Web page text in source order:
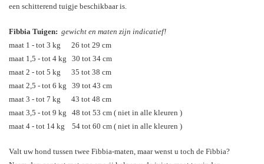
een schitterend tuigje beschikbaar is.
Fibbia Tuigen: gewicht en maten zijn indicatief!
maat 1 - tot 3 kg 26 tot 29 cm
maat 1,5 - tot 4 kg 30 tot 34 cm
maat 2 - tot 5 kg 35 tot 38 cm
maat 2,5 - tot 6 kg 39 tot 43 cm
maat 3 - tot 7 kg 43 tot 48 cm
maat 3,5 - tot 9 kg 48 tot 53 cm ( niet in alle kleuren )
maat 4 - tot 14 kg 54 tot 60 cm ( niet in alle kleuren )
Valt uw hond tussen twee Fibbia-maten, maar wenst u toch de Fibbia?